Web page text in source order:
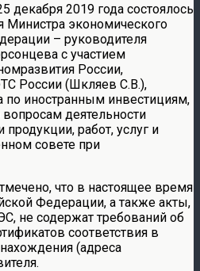
декабря 2019 года состоялось
Министра экономического
– руководителя
с участием
России,
России (Шкляев С.В.),
по иностранным инвестициям,
деятельности
работ, услуг и
совете при
что в настоящее время
Федерации, а также акты,
не содержат требований об
соответствия в
(адреса